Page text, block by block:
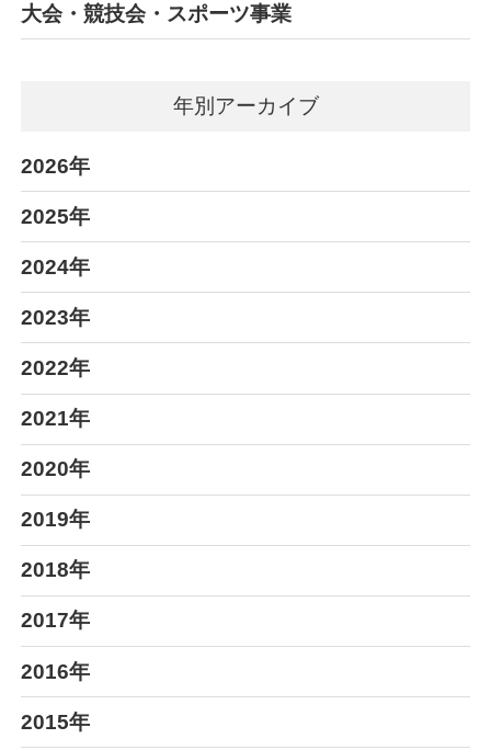
大会・競技会・スポーツ事業
年別アーカイブ
2026年
2025年
2024年
2023年
2022年
2021年
2020年
2019年
2018年
2017年
2016年
2015年